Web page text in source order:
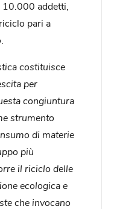
addetti,
pari a
costituisce
per
congiuntura
strumento
di materie
più
il riciclo delle
ecologica e
che invocano